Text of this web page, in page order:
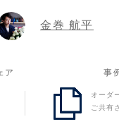
金巻 航平
ア 事
オーダ
ご共有